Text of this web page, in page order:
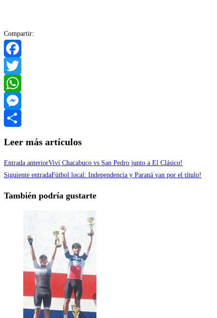
Compartir:
Facebook
Twitter
WhatsApp
Messenger
Leer más artículos
Entrada anteriorViví Chacabuco vs San Pedro junto a El Clásico!
Siguiente entradaFútbol local: Independencia y Paraná van por el título!
También podría gustarte